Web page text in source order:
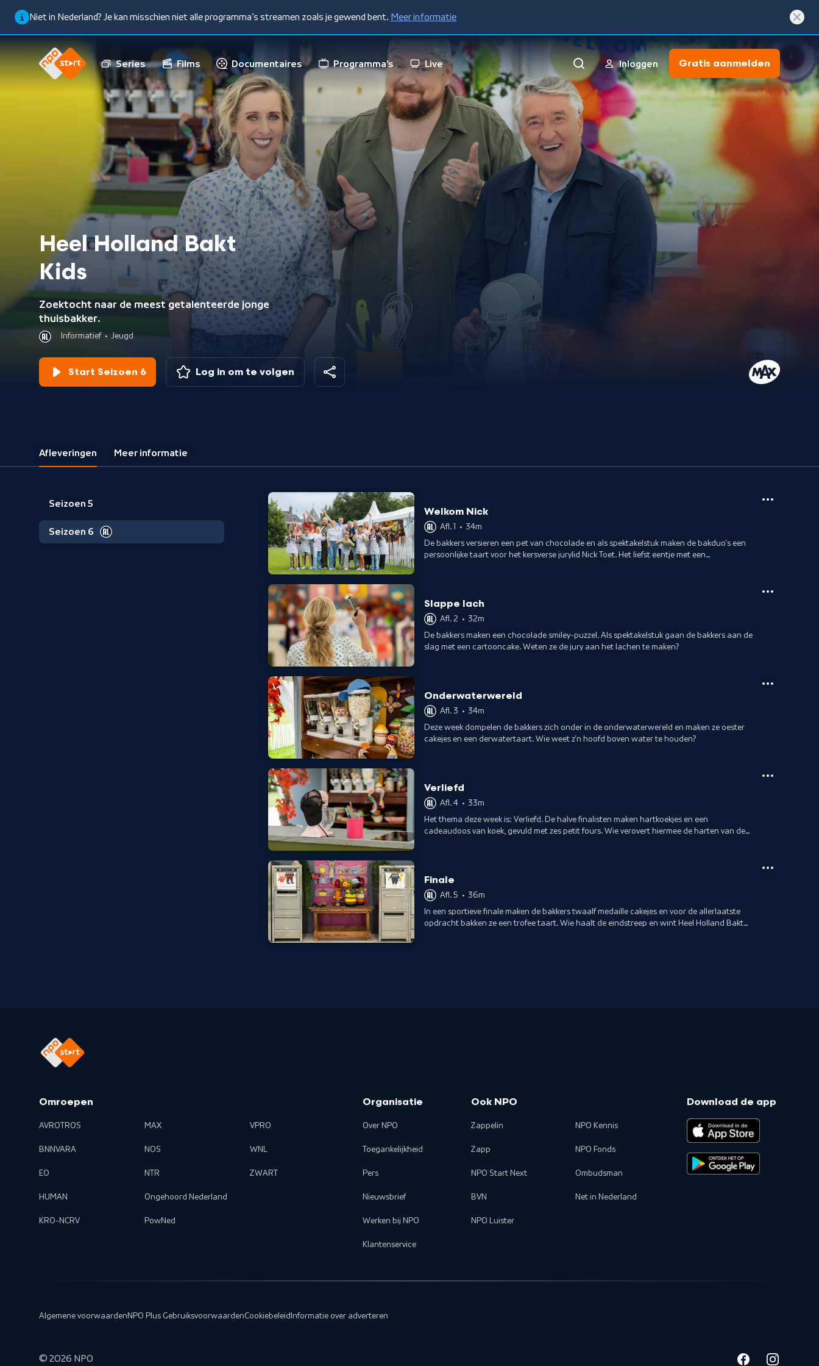
Niet in Nederland? Je kan misschien niet alle programma’s streamen zoals je gewend bent. Meer informatie
Series Films Documentaires Programma's Live Inloggen Gratis aanmelden
Heel Holland Bakt
Kids
Zoektocht naar de meest getalenteerde jonge
thuisbakker.
Informatief • Jeugd
Start Seizoen 6 Log in om te volgen
Afleveringen Meer informatie
Seizoen 5
Seizoen 6
Welkom Nick
Afl. 1 • 34m
De bakkers versieren een pet van chocolade en als spektakelstuk maken de bakduo's een
persoonlijke taart voor het kersverse jurylid Nick Toet. Het liefst eentje met een
Slappe lach
Afl. 2 • 32m
De bakkers maken een chocolade smiley-puzzel. Als spektakelstuk gaan de bakkers aan de
slag met een cartooncake. Weten ze de jury aan het lachen te maken?
Onderwaterwereld
Afl. 3 • 34m
Deze week dompelen de bakkers zich onder in de onderwaterwereld en maken ze oester
cakejes en een derwatertaart. Wie weet z'n hoofd boven water te houden?
Verliefd
Afl. 4 • 33m
Het thema deze week is: Verliefd. De halve finalisten maken hartkoekjes en een
cadeaudoos van koek, gevuld met zes petit fours. Wie verovert hiermee de harten van de
Finale
Afl. 5 • 36m
In een sportieve finale maken de bakkers twaalf medaille cakejes en voor de allerlaatste
opdracht bakken ze een trofee taart. Wie haalt de eindstreep en wint Heel Holland Bakt
Omroepen
AVROTROS
BNNVARA
EO
HUMAN
KRO-NCRV
MAX
NOS
NTR
Ongehoord Nederland
PowNed
VPRO
WNL
ZWART
Organisatie
Over NPO
Toegankelijkheid
Pers
Nieuwsbrief
Werken bij NPO
Klantenservice
Ook NPO
Zappelin
Zapp
NPO Start Next
BVN
NPO Luister
NPO Kennis
NPO Fonds
Ombudsman
Net in Nederland
Download de app
Algemene voorwaarden NPO Plus GebruiksvoorwaardenCookiebeleid Informatie over adverteren
© 2026 NPO